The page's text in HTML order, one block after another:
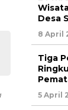
Desa
8 April
Tiga
5 April